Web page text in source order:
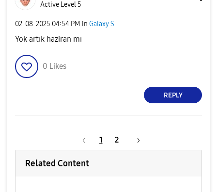
Active Level 5
‎02-08-2025 04:54 PM in Galaxy S
Yok artık haziran mı
0 Likes
REPLY
1 2
Related Content